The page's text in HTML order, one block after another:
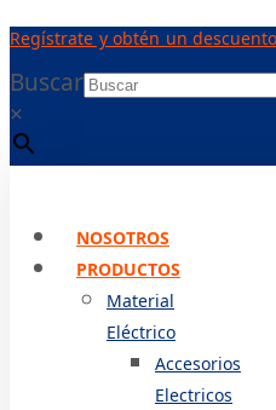
al
Regístrate y obtén un descuento
Buscar
×
NOSOTROS
PRODUCTOS
Material
Eléctrico
Accesorios
Electricos